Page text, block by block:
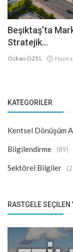
Beşiktaş’ta
Stratejik...
Özkan ÖZEL
KATEGORILER
Kentsel Dönüşüm
Bilgilendirme (89)
Sektörel Bilgiler
RASTGELE SEÇILEN